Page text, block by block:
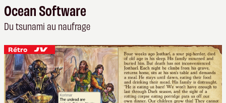
Ocean Software
Du tsunami au naufrage
Rétro